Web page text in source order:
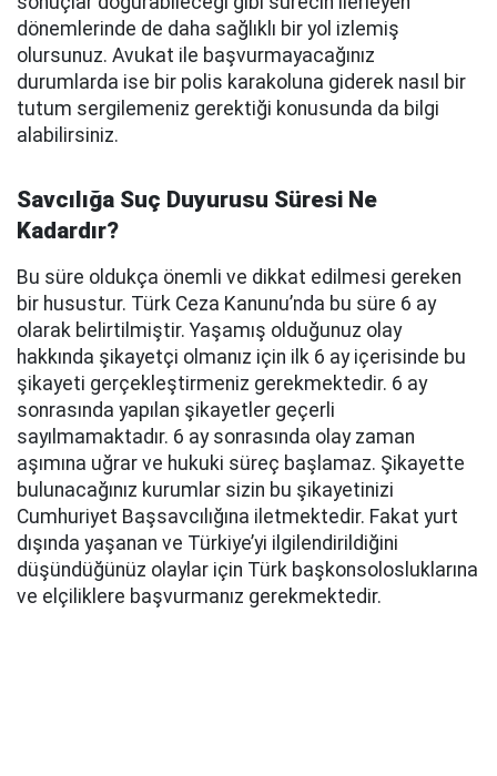
dönemlerinde de daha sağlıklı bir yol izlemiş
olursunuz. Avukat ile başvurmayacağınız
durumlarda ise bir polis karakoluna giderek nasıl bir
tutum sergilemeniz gerektiği konusunda da bilgi
alabilirsiniz.
Savcılığa Suç Duyurusu Süresi Ne
Kadardır?
Bu süre oldukça önemli ve dikkat edilmesi gereken
bir husustur. Türk Ceza Kanunu’nda bu süre 6 ay
olarak belirtilmiştir. Yaşamış olduğunuz olay
hakkında şikayetçi olmanız için ilk 6 ay içerisinde bu
şikayeti gerçekleştirmeniz gerekmektedir. 6 ay
sonrasında yapılan şikayetler geçerli
sayılmamaktadır. 6 ay sonrasında olay zaman
aşımına uğrar ve hukuki süreç başlamaz. Şikayette
bulunacağınız kurumlar sizin bu şikayetinizi
Cumhuriyet Başsavcılığına iletmektedir. Fakat yurt
dışında yaşanan ve Türkiye’yi ilgilendirildiğini
düşündüğünüz olaylar için Türk başkonsolosluklarına
ve elçiliklere başvurmanız gerekmektedir.